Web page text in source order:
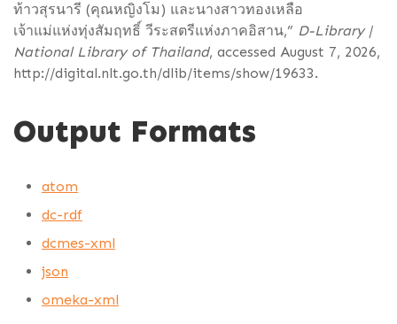
ท้าวสุรนารี (คุณหญิงโม) และนางสาวทองเหลือ
เจ้าแม่แห่งทุ่งสัมฤทธิ์ วีระสตรีแห่งภาคอิสาน,” D-Library |
National Library of Thailand, accessed August 7, 2026,
http://digital.nlt.go.th/dlib/items/show/19633.
Output Formats
atom
dc-rdf
dcmes-xml
json
omeka-xml